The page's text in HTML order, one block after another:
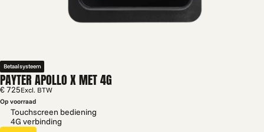
Betaalsysteem
PAYTER APOLLO X MET 4G
€ 725Excl. BTW
Op voorraad
Touchscreen bediening
4G verbinding